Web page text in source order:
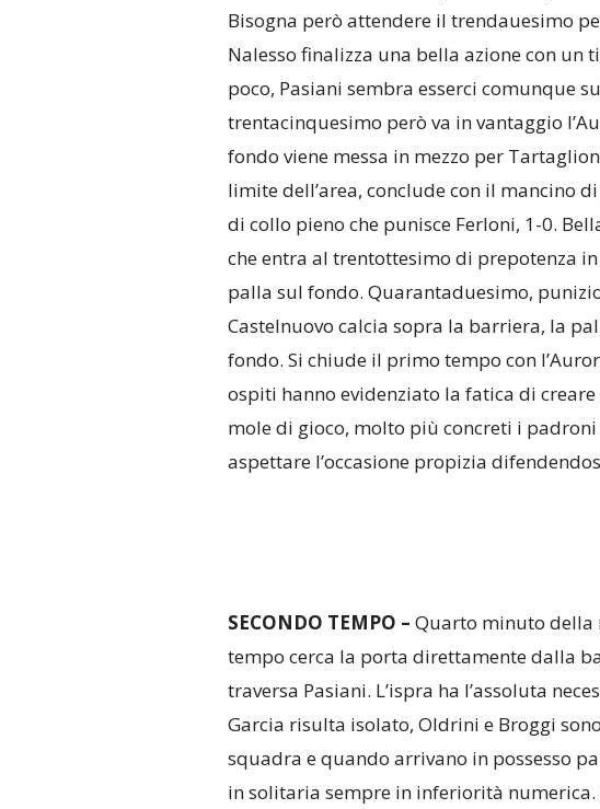
Bisogna però attendere il trendauesimo
Nalesso finalizza una bella azione con un
poco, Pasiani sembra esserci comunque
trentacinquesimo però va in vantaggio
fondo viene messa in mezzo per
limite dell’area, conclude con il mancino
di collo pieno che punisce Ferloni, 1-0.
che entra al trentottesimo di prepotenza
palla sul fondo. Quarantaduesimo,
Castelnuovo calcia sopra la barriera, la
fondo. Si chiude il primo tempo con
ospiti hanno evidenziato la fatica di
mole di gioco, molto più concreti i
aspettare l’occasione propizia
SECONDO TEMPO – Quarto minuto della
tempo cerca la porta direttamente dalla
traversa Pasiani. L’ispra ha l’assoluta
Garcia risulta isolato, Oldrini e Broggi
squadra e quando arrivano in possesso
in solitaria sempre in inferiorità